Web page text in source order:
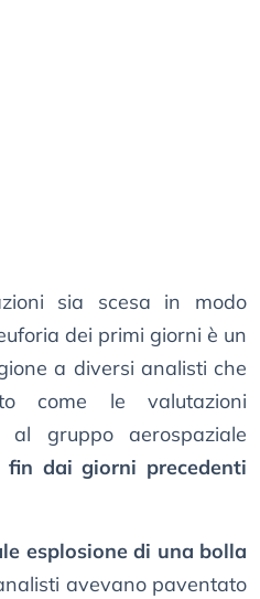
sia scesa in modo
dei primi giorni è un
a diversi analisti che
come le valutazioni
gruppo aerospaziale
fin dai giorni precedenti
esplosione di una bolla
avevano paventato